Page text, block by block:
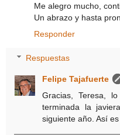
Me alegro mucho,
Un abrazo y hasta
Responder
Respuestas
Felipe Tajafuerte
Gracias, Teresa,
terminada la
siguiente año. Así